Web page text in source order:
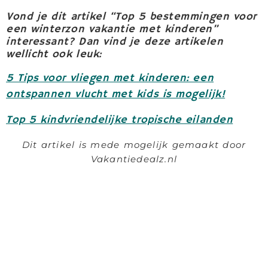
Vond je dit artikel “Top 5 bestemmingen voor
een winterzon vakantie met kinderen”
interessant? Dan vind je deze artikelen
wellicht ook leuk:
5 Tips voor vliegen met kinderen: een
ontspannen vlucht met kids is mogelijk!
Top 5 kindvriendelijke tropische eilanden
Dit artikel is mede mogelijk gemaakt door
Vakantiedealz.nl